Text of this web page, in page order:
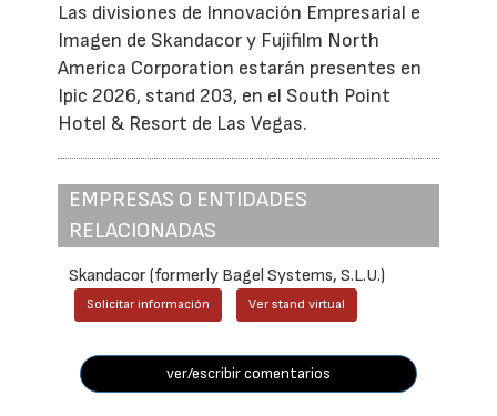
Las divisiones de Innovación Empresarial e
Imagen de Skandacor y Fujifilm North
America Corporation estarán presentes en
Ipic 2026, stand 203, en el South Point
Hotel & Resort de Las Vegas.
EMPRESAS O ENTIDADES
RELACIONADAS
Skandacor (formerly Bagel Systems, S.L.U.)
Solicitar información Ver stand virtual
ver/escribir comentarios